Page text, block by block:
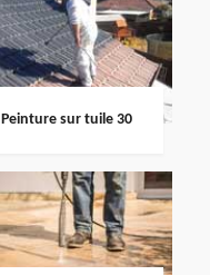
Peinture sur tuile 30